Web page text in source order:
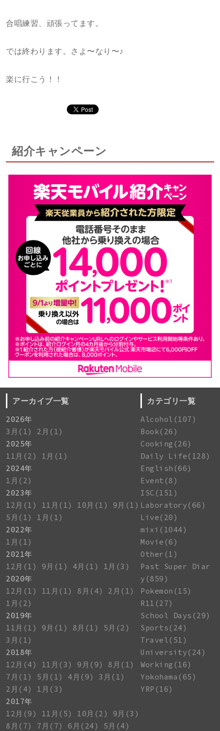
合唱練習、頑張ってます。
では終わります。さよ〜なり〜♪
楽に行こう！！
紹介キャンペーン
アーカイブ一覧
2026年
3月(1)
2月(1)
2025年
11月(2)
1月(1)
2024年
1月(2)
2023年
12月(1)
11月(1) 10月(1)
9月(1)
5月(1)
1月(1)
2022年
1月(1)
2021年
12月(1)
9月(1) 4月(1)
1月(3)
2020年
12月(1)
11月(1) 8月(4)
2月(1)
1月(2)
2019年
11月(1)
9月(1) 8月(1)
5月(2)
3月(1)
2018年
12月(4)
11月(3) 9月(9)
8月(1)
7月(1)
5月(1) 4月(9)
3月(1)
2月(4)
1月(3)
2017年
12月(9)
11月(5) 10月(2)
9月(3)
8月(7)
7月(7) 6月(24)
5月(4)
カテゴリ一覧
Alcohol(107)
Book(26)
Cooking(26)
Daily Life(128)
English(66)
Event(8)
ISC(151)
Laboratory(66)
Live(20)
mixi(1044)
Movie(6)
Other(1)
Past Super Diar
y(859)
Pokemon(15)
R11(27)
School Days(29)
Sports(24)
Travel(51)
University(24)
Working(16)
Yokohama(65)
YRP(16)